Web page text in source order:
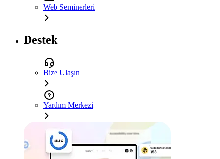
Web Seminerleri
Destek
Bize Ulaşın
Yardım Merkezi